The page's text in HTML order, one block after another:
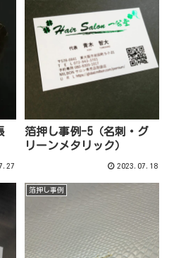
箔押し事例-5（名刺・グ
リーンメタリック）
2023.07.18
箔押し事例